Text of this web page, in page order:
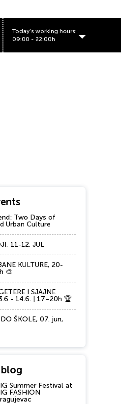
Today's working hours:
09:00 - 22:00h
Two Days of
Urban Culture
11-12. JUL
KULTURE, 20-
🎨
I SJAJNE
- 14.6. | 17–20h 🏆
DO ŠKOLE, 07. jun,
Summer Festival at
FASHION